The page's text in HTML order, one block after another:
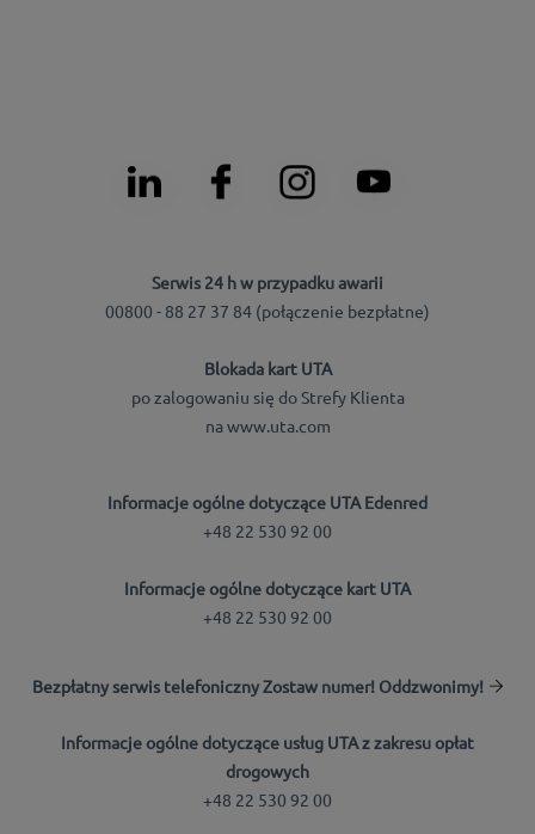
Serwis 24 h w przypadku awarii
00800 - 88 27 37 84 (połączenie bezpłatne)
Blokada kart UTA
po zalogowaniu się do Strefy Klienta
na www.uta.com
Informacje ogólne dotyczące UTA Edenred
+48 22 530 92 00
Informacje ogólne dotyczące kart UTA
+48 22 530 92 00
Bezpłatny serwis telefoniczny Zostaw numer! Oddzwonimy!
Informacje ogólne dotyczące usług UTA z zakresu opłat
drogowych
+48 22 530 92 00